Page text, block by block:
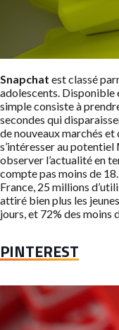
Snapchat est classé
adolescents. Disponible
simple consiste à
secondes qui
de nouveaux marchés et
s’intéresser au
observer l’actualité en
compte pas moins de
France, 25 millions
attiré bien plus les
jours, et 72% des moins
PINTEREST